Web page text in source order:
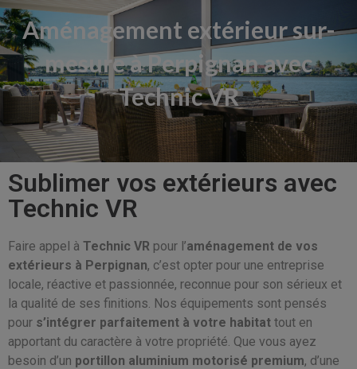
Aménagement extérieur sur-
mesure à Perpignan avec
Technic VR
Sublimer vos extérieurs avec
Technic VR
Faire appel à Technic VR pour l’aménagement de vos
extérieurs à Perpignan, c’est opter pour une entreprise
locale, réactive et passionnée, reconnue pour son sérieux et
la qualité de ses finitions. Nos équipements sont pensés
pour s’intégrer parfaitement à votre habitat tout en
apportant du caractère à votre propriété. Que vous ayez
besoin d’un portillon aluminium motorisé premium, d’une